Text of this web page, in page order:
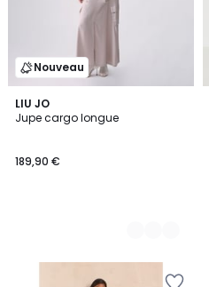
Nouveau
LIU JO
Jupe cargo longue
189,90 €
2
Couleurs